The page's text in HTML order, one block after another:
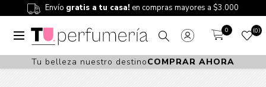
Envío gratis a tu casa! en compras mayores a $3.000
0 0
Tu belleza nuestro destinoCOMPRAR AHORA